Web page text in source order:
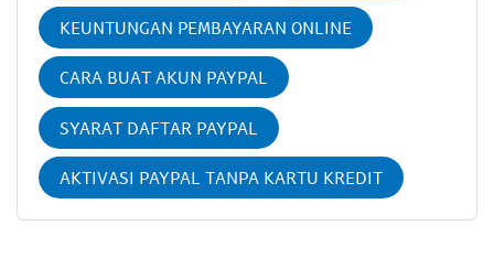
KEUNTUNGAN PEMBAYARAN ONLINE
CARA BUAT AKUN PAYPAL
SYARAT DAFTAR PAYPAL
AKTIVASI PAYPAL TANPA KARTU KREDIT